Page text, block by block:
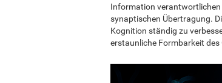
Information verantwortlichen
synaptischen Übertragung.
Kognition ständig zu
erstaunliche Formbarkeit des